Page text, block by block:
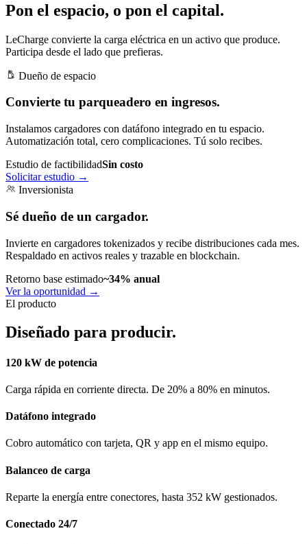
Pon el espacio, o pon el capital.
LeCharge convierte la carga eléctrica en un activo que produce.
Participa desde el lado que prefieras.
Dueño de espacio
Convierte tu parqueadero en ingresos.
Instalamos cargadores con datáfono integrado en tu espacio.
Automatización total, cero complicaciones. Tú solo recibes.
Estudio de factibilidadSin costo
Solicitar estudio →
Inversionista
Sé dueño de un cargador.
Invierte en cargadores tokenizados y recibe distribuciones cada mes.
Respaldado en activos reales y trazable en blockchain.
Retorno base estimado~34% anual
Ver la oportunidad →
El producto
Diseñado para producir.
120 kW de potencia
Carga rápida en corriente directa. De 20% a 80% en minutos.
Datáfono integrado
Cobro automático con tarjeta, QR y app en el mismo equipo.
Balanceo de carga
Reparte la energía entre conectores, hasta 352 kW gestionados.
Conectado 24/7